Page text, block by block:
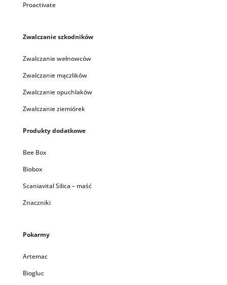
Proactivate
Zwalczanie szkodników
Zwalczanie wełnowców
Zwalczanie mączlików
Zwalczanie opuchlaków
Zwalczanie ziemiórek
Produkty dodatkowe
Bee Box
Biobox
Scaniavital Silica – maść
Znaczniki
Pokarmy
Artemac
Biogluc